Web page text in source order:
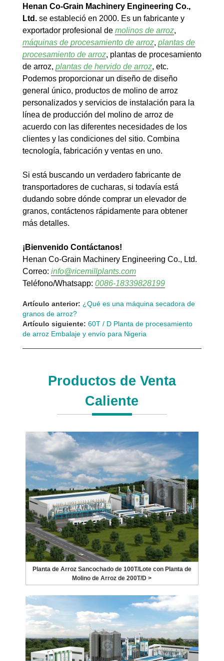
Henan Co-Grain Machinery Engineering Co.,
Ltd. se estableció en 2000. Es un fabricante y
exportador profesional de molinos de arroz,
máquinas de procesamiento de arroz, plantas de
procesamiento de arroz, plantas de procesamiento
de arroz, plantas de hervido de arroz, etc.
Podemos proporcionar un diseño de diseño
general único, productos de molino de arroz
personalizados y servicios de instalación para la
línea de producción del molino de arroz de
acuerdo con las diferentes necesidades de los
clientes y las condiciones del sitio. Combina
tecnología, fabricación y ventas en uno.
Si está buscando un verdadero fabricante de
transportadores de cucharas, si todavía está
dudando sobre dónde comprar un elevador de
granos, contáctenos rápidamente para obtener
más detalles.
¡Bienvenido Contáctanos!
Henan Co-Grain Machinery Engineering Co., Ltd.
Correo: info@ricemillplants.com
Teléfono/Whatsapp: 0086-18339828199
Artículo anterior: ¿Qué es una máquina secadora de
granos de arroz?
Artículo siguiente: 60T / D Planta de procesamiento
de arroz Embalaje y envío para Nigeria
Productos de Venta
Caliente
Planta de Arroz Sancochado de 100T/Lote con Planta de
Molino de Arroz de 200T/D >